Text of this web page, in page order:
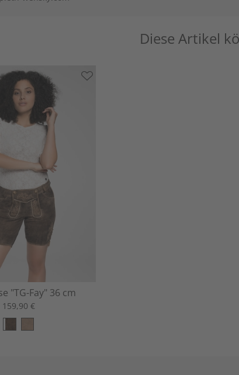
Diese Artikel
"TG-Fay" 36 cm
159,90 €